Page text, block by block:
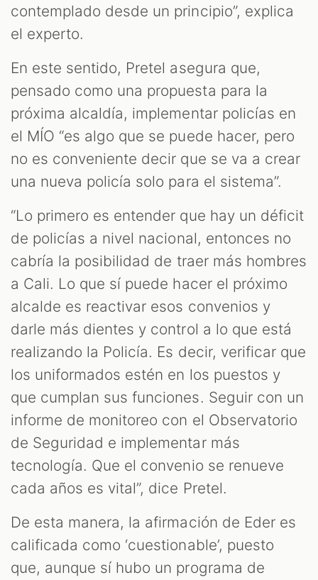
contemplado desde un principio”, explica
el experto.
En este sentido, Pretel asegura que,
pensado como una propuesta para la
próxima alcaldía, implementar policías en
el MÍO “es algo que se puede hacer, pero
no es conveniente decir que se va a crear
una nueva policía solo para el sistema”.
“Lo primero es entender que hay un déficit
de policías a nivel nacional, entonces no
cabría la posibilidad de traer más hombres
a Cali. Lo que sí puede hacer el próximo
alcalde es reactivar esos convenios y
darle más dientes y control a lo que está
realizando la Policía. Es decir, verificar que
los uniformados estén en los puestos y
que cumplan sus funciones. Seguir con un
informe de monitoreo con el Observatorio
de Seguridad e implementar más
tecnología. Que el convenio se renueve
cada años es vital”, dice Pretel.
De esta manera, la afirmación de Eder es
calificada como ‘cuestionable’, puesto
que, aunque sí hubo un programa de